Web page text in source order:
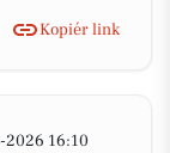
Kopiér link
2026 16:10